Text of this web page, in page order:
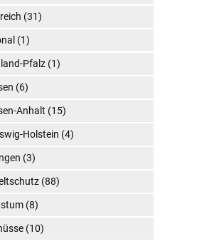
(31)
(1)
Pfalz (1)
(6)
Anhalt (15)
Holstein (4)
(3)
(88)
(8)
(10)